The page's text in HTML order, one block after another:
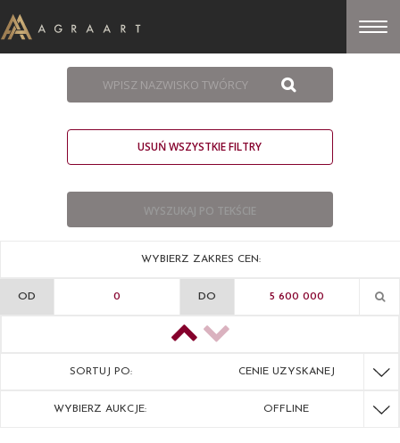
USUŃ WSZYSTKIE FILTRY
WYBIERZ ZAKRES CEN:
OD DO
SORTUJ PO: CENIE UZYSKANEJ
WYBIERZ AUKCJE: OFFLINE